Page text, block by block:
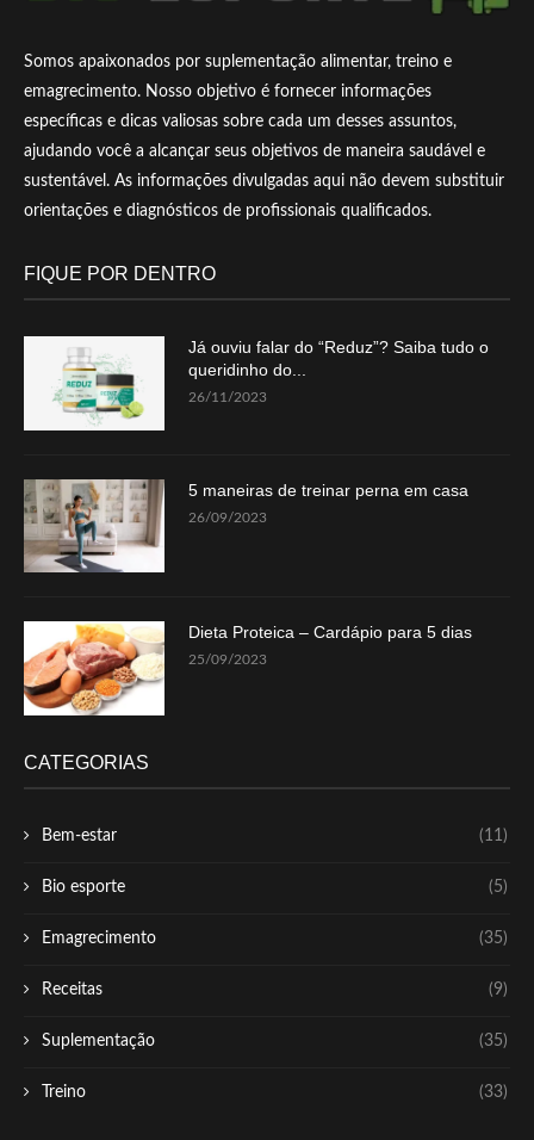
Somos apaixonados por suplementação alimentar, treino e
emagrecimento. Nosso objetivo é fornecer informações
específicas e dicas valiosas sobre cada um desses assuntos,
ajudando você a alcançar seus objetivos de maneira saudável e
sustentável. As informações divulgadas aqui não devem substituir
orientações e diagnósticos de profissionais qualificados.
FIQUE POR DENTRO
Já ouviu falar do “Reduz”? Saiba tudo o
queridinho do...
26/11/2023
5 maneiras de treinar perna em casa
26/09/2023
Dieta Proteica – Cardápio para 5 dias
25/09/2023
CATEGORIAS
Bem-estar (11)
Bio esporte (5)
Emagrecimento (35)
Receitas (9)
Suplementação (35)
Treino (33)